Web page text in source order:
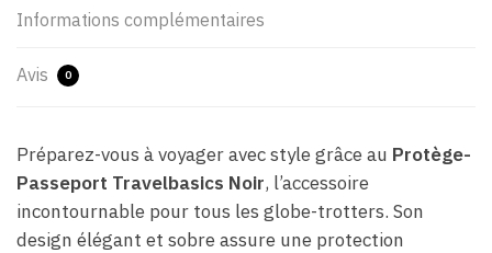
Informations complémentaires
Avis 0
Préparez-vous à voyager avec style grâce au Protège-
Passeport Travelbasics Noir, l’accessoire
incontournable pour tous les globe-trotters. Son
design élégant et sobre assure une protection